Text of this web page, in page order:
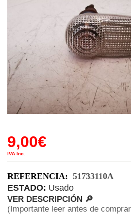
9,00€
IVA Inc.
REFERENCIA: 51733110A
ESTADO: Usado
VER DESCRIPCIÓN 🔎
(Importante leer antes de